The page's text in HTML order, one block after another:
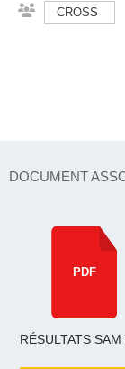
CROSS
DOCUMENT
PDF
RÉSULTATS